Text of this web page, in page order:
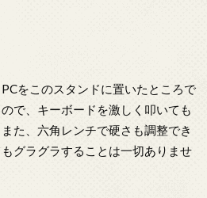
をこのスタンドに置いたところで
で、キーボードを激しく叩いても
た、六角レンチで硬さも調整でき
グラグラすることは一切ありませ